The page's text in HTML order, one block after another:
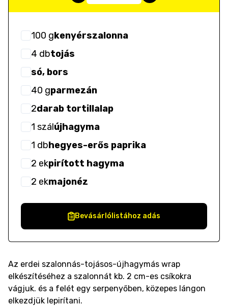
100 gkenyérszalonna
4 dbtojás
só, bors
40 gparmezán
2darab tortillalap
1 szálújhagyma
1 dbhegyes-erős paprika
2 ekpirított hagyma
2 ekmajonéz
Bevásárlólistához adás
Az erdei szalonnás-tojásos-újhagymás wrap
elkészítéséhez a szalonnát kb. 2 cm-es csíkokra
vágjuk. és a felét egy serpenyőben, közepes lángon
elkezdjük lepirítani.